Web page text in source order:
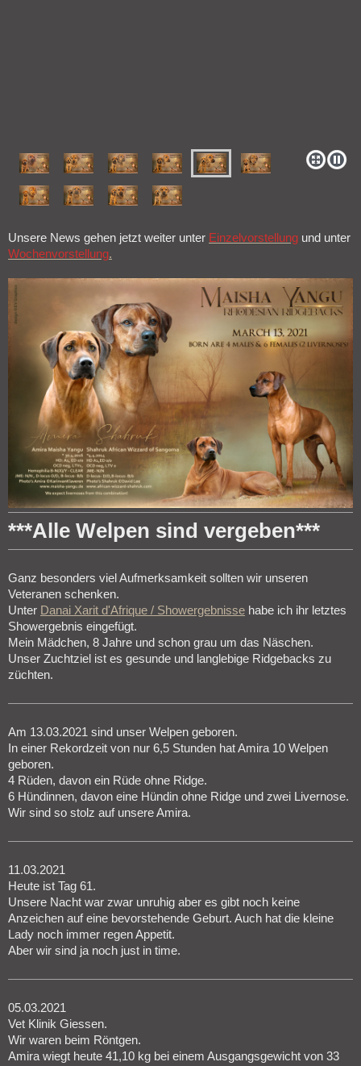
Unsere News gehen jetzt weiter unter Einzelvorstellung und unter
Wochenvorstellung.
***Alle Welpen sind vergeben***
Ganz besonders viel Aufmerksamkeit sollten wir unseren
Veteranen schenken.
Unter Danai Xarit d'Afrique / Showergebnisse habe ich ihr letztes
Showergebnis eingefügt.
Mein Mädchen, 8 Jahre und schon grau um das Näschen.
Unser Zuchtziel ist es gesunde und langlebige Ridgebacks zu
züchten.
Am 13.03.2021 sind unser Welpen geboren.
In einer Rekordzeit von nur 6,5 Stunden hat Amira 10 Welpen
geboren.
4 Rüden, davon ein Rüde ohne Ridge.
6 Hündinnen, davon eine Hündin ohne Ridge und zwei Livernose.
Wir sind so stolz auf unsere Amira.
11.03.2021
Heute ist Tag 61.
Unsere Nacht war zwar unruhig aber es gibt noch keine
Anzeichen auf eine bevorstehende Geburt. Auch hat die kleine
Lady noch immer regen Appetit.
Aber wir sind ja noch just in time.
05.03.2021
Vet Klinik Giessen.
Wir waren beim Röntgen.
Amira wiegt heute 41,10 kg bei einem Ausgangsgewicht von 33